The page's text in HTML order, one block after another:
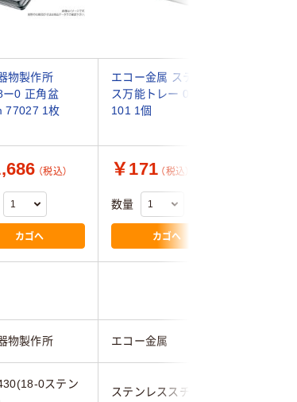
物製作所
ー0 正角盆
77027 1枚
エコー金属 ステンレ
ス万能トレー 0321-
101 1個
（税込）
カゴへ
￥171 （税込）
数量
カゴへ
物製作所 エコー金属
0ステン
ステンレススチール